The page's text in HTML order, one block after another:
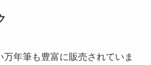
年筆も豊富に販売されていま